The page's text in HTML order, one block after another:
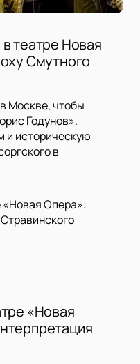
театре Новая
Смутного
Москве, чтобы
Годунов».
и историческую
в
«Новая